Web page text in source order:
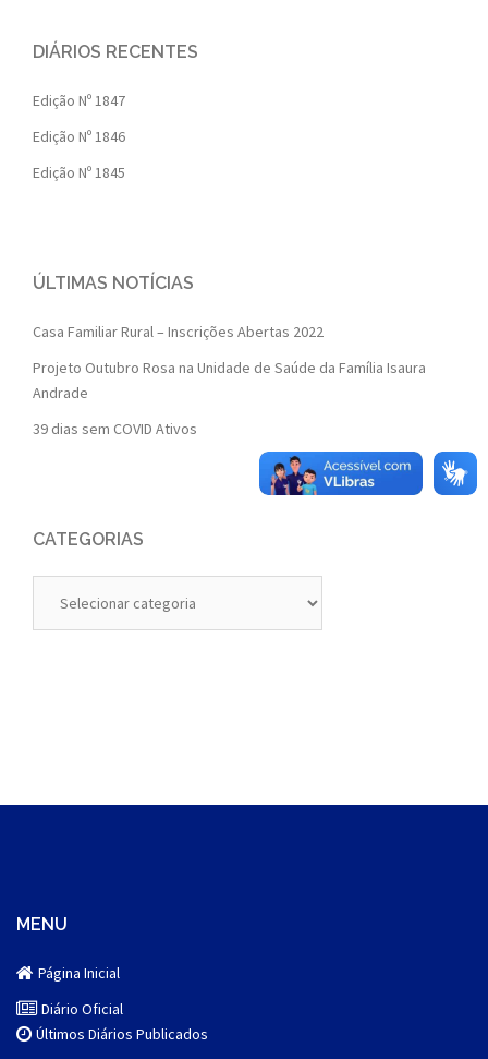
DIÁRIOS RECENTES
Edição Nº 1847
Edição Nº 1846
Edição Nº 1845
ÚLTIMAS NOTÍCIAS
Casa Familiar Rural – Inscrições Abertas 2022
Projeto Outubro Rosa na Unidade de Saúde da Família Isaura
Andrade
39 dias sem COVID Ativos
CATEGORIAS
MENU
Página Inicial
Diário Oficial
Últimos Diários Publicados